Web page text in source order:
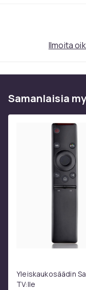
Ilmoita
Samanlaisia
Yleiskaukosäädin
TV:lle